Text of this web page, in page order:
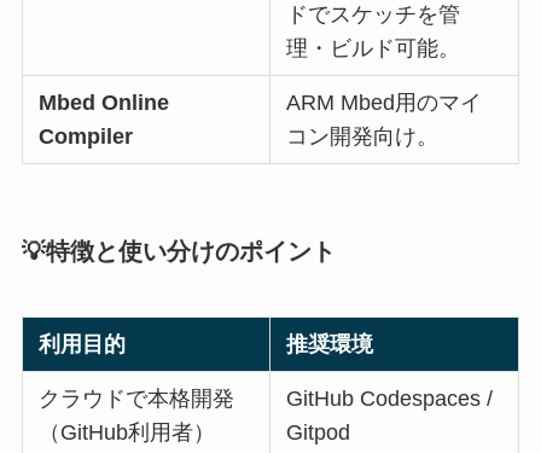
ドでスケッチを管
理・ビルド可能。
Mbed Online
Compiler
ARM Mbed用のマイ
コン開発向け。
💡特徴と使い分けのポイント
利用目的 推奨環境
クラウドで本格開発
（GitHub利用者）
GitHub Codespaces /
Gitpod